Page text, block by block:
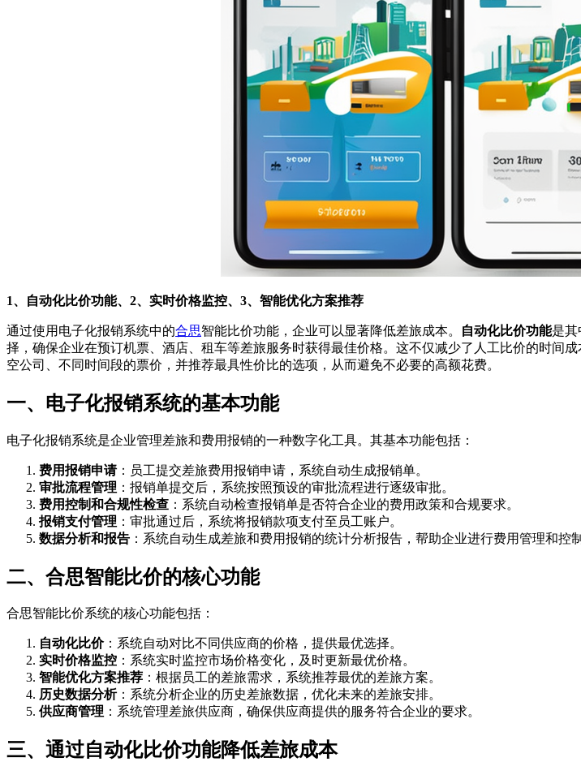
1、自动化比价功能、2、实时价格监控、3、智能优化方案推荐
通过使用电子化报销系统中的合思智能比价功能，企业可以显著降低差旅成本。 自动化比价功能是其
择，确保企业在预订机票、酒店、租车等差旅服务时获得最佳价格。这不仅减少了人工比价的时间
空公司、不同时间段的票价，并推荐最具性价比的选项，从而避免不必要的高额花费。
一、电子化报销系统的基本功能
电子化报销系统是企业管理差旅和费用报销的一种数字化工具。其基本功能包括：
费用报销申请：员工提交差旅费用报销申请，系统自动生成报销单。
审批流程管理 ：报销单提交后，系统按照预设的审批流程进行逐级审批。
费用控制和合规性检查 ：系统自动检查报销单是否符合企业的费用政策和合规要求。
报销支付管理 ：审批通过后，系统将报销款项支付至员工账户。
数据分析和报告 ：系统自动生成差旅和费用报销的统计分析报告，帮助企业进行费用管理和控制
二、合思智能比价的核心功能
合思智能比价系统的核心功能包括：
自动化比价：系统自动对比不同供应商的价格，提供最优选择。
实时价格监控 ：系统实时监控市场价格变化，及时更新最优价格。
智能优化方案推荐 ：根据员工的差旅需求，系统推荐最优的差旅方案。
历史数据分析：系统分析企业的历史差旅数据，优化未来的差旅安排。
供应商管理 ：系统管理差旅供应商，确保供应商提供的服务符合企业的要求。
三、通过自动化比价功能降低差旅成本